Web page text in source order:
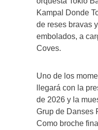
Kampal Donde
de reses bravas
embolados, a
Coves.
Uno de los
llegará con la
de 2026 y la
Grup de Danses
Como broche